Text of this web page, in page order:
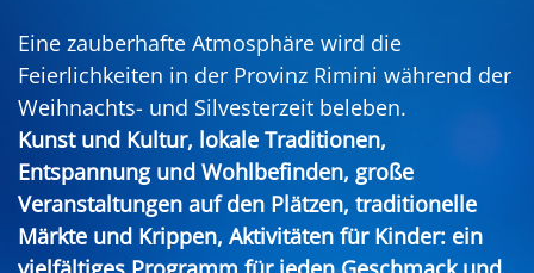
Eine zauberhafte Atmosphäre wird die
Feierlichkeiten in der Provinz Rimini während der
Weihnachts- und Silvesterzeit beleben.
Kunst und Kultur, lokale Traditionen,
Entspannung und Wohlbefinden, große
Veranstaltungen auf den Plätzen, traditionelle
Märkte und Krippen, Aktivitäten für Kinder: ein